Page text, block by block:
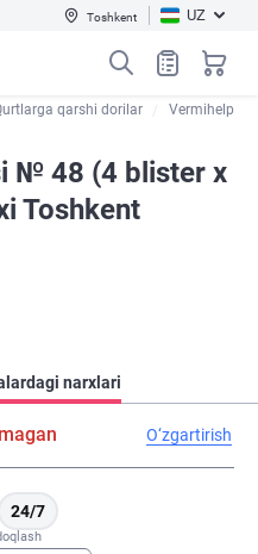
Toshkent UZ
qarshi dorilar Vermihelp
№ 48 (4 blister х
Toshkent
narxlari
O‘zgartirish
24/7